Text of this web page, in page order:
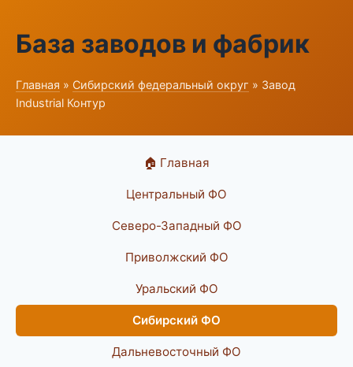
База заводов и фабрик
Главная » Сибирский федеральный округ » Завод
Industrial Контур
🏠 Главная
Центральный ФО
Северо-Западный ФО
Приволжский ФО
Уральский ФО
Сибирский ФО
Дальневосточный ФО